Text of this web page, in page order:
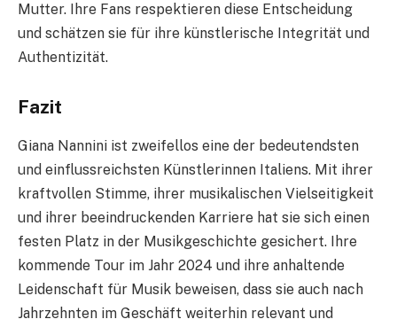
Mutter. Ihre Fans respektieren diese Entscheidung
und schätzen sie für ihre künstlerische Integrität und
Authentizität.
Fazit
Giana Nannini ist zweifellos eine der bedeutendsten
und einflussreichsten Künstlerinnen Italiens. Mit ihrer
kraftvollen Stimme, ihrer musikalischen Vielseitigkeit
und ihrer beeindruckenden Karriere hat sie sich einen
festen Platz in der Musikgeschichte gesichert. Ihre
kommende Tour im Jahr 2024 und ihre anhaltende
Leidenschaft für Musik beweisen, dass sie auch nach
Jahrzehnten im Geschäft weiterhin relevant und